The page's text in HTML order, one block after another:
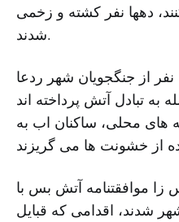
دهها نفر کشته و زخمی
شدند.
از جنگجویان شهر ردعا
به تبادل آتش پرداخته اند
های محلی، ساکنان اب به
موافقتنامه آتش بس با
شدند، اقدامی که قبایل